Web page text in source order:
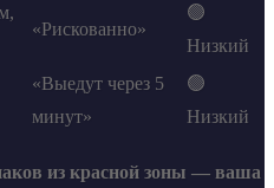
«Рискованно»
🟢
Низкий
«Выедут через 5
минут»
🟢
Низкий
из красной зоны — ваша